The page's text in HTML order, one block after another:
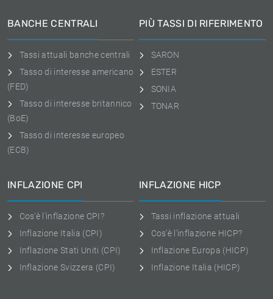
BANCHE CENTRALI
Tassi attuali banche centrali
Tasso di interesse americano
(FED)
Tasso di interesse britannico
(BoE)
Tasso di interesse europeo
(ECB)
PIÙ TASSI DI RIFERIMENTO
SARON
ESTER
SONIA
TONAR
INFLAZIONE CPI
Cos'è l'inflazione CPI?
Inflazione Italia (CPI)
Inflazione Stati Uniti (CPI)
Inflazione Svizzera (CPI)
INFLAZIONE HICP
Tassi inflazione attuali
Cos'è l'inflazione HICP?
Inflazione Europa (HICP)
Inflazione Italia (HICP)